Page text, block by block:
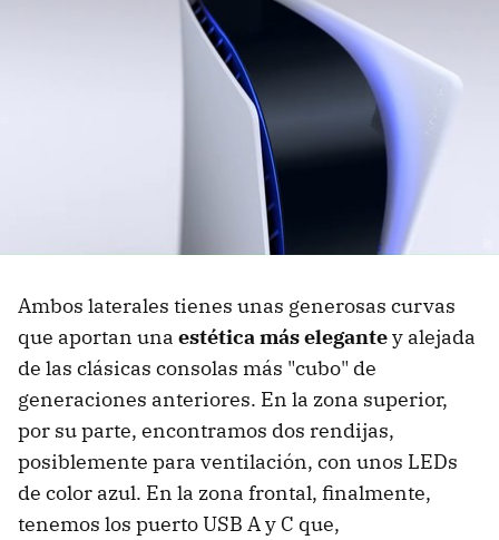
Ambos laterales tienes unas generosas curvas
que aportan una estética más elegantey alejada
de las clásicas consolas más "cubo" de
generaciones anteriores. En la zona superior,
por su parte, encontramos dos rendijas,
posiblemente para ventilación, con unos LEDs
de color azul. En la zona frontal, finalmente,
tenemos los puerto USB A y C que,